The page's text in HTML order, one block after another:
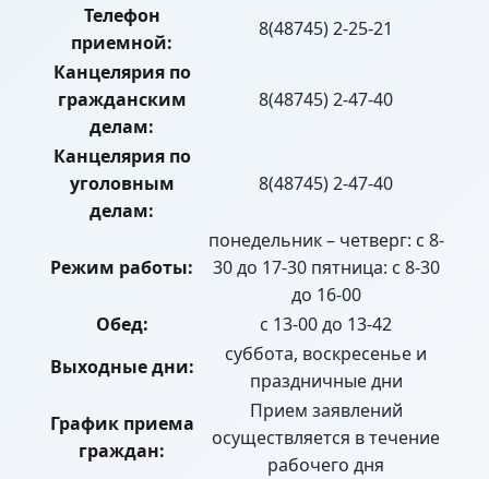
Телефон
приемной:
8(48745) 2-25-21
Канцелярия по
гражданским
делам:
8(48745) 2-47-40
Канцелярия по
уголовным
делам:
8(48745) 2-47-40
Режим работы:
понедельник – четверг: с 8-
30 до 17-30 пятница: с 8-30
до 16-00
Обед:
с 13-00 до 13-42
Выходные дни:
суббота, воскресенье и
праздничные дни
График приема
граждан:
Прием заявлений
осуществляется в течение
рабочего дня